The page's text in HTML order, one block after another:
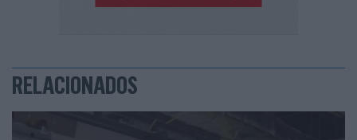
RELACIONADOS